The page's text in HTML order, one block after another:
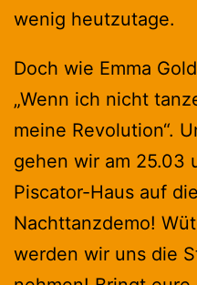
wenig heutzutage.
Doch wie Emma
„Wenn ich nicht
meine Revolution“.
gehen wir am 25.03
Piscator-Haus auf
Nachttanzdemo!
werden wir uns die